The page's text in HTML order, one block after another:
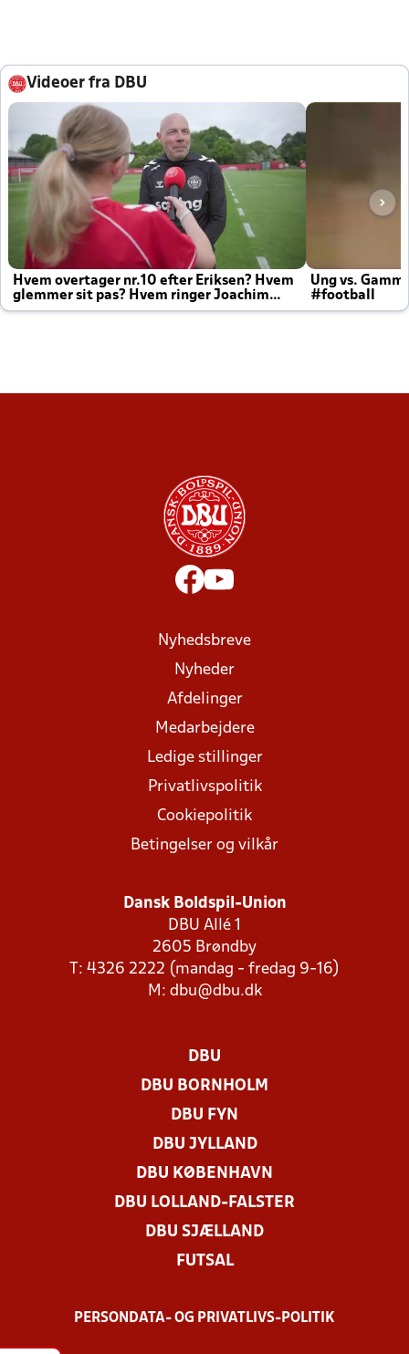
Videoer fra DBU
Hvem overtager nr.10 efter Eriksen? Hvem
glemmer sit pas? Hvem ringer Joachim
altid til efter kampe?
Ung vs.
#football
Nyhedsbreve
Nyheder
Afdelinger
Medarbejdere
Ledige stillinger
Privatlivspolitik
Cookiepolitik
Betingelser og vilkår
Dansk Boldspil-Union
DBU Allé 1
2605 Brøndby
T: 4326 2222 (mandag - fredag 9-16)
M: dbu@dbu.dk
DBU
DBU BORNHOLM
DBU FYN
DBU JYLLAND
DBU KØBENHAVN
DBU LOLLAND-FALSTER
DBU SJÆLLAND
FUTSAL
PERSONDATA- OG PRIVATLIVS-POLITIK